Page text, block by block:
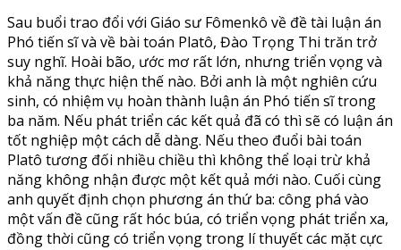
Sau buổi trao đổi với Giáo sư Fômenkô về đề tài luận án
Phó tiến sĩ và về bài toán Platô, Đào Trọng Thi trăn trở
suy nghĩ. Hoài bão, ước mơ rất lớn, nhưng triển vọng và
khả năng thực hiện thế nào. Bởi anh là một nghiên cứu
sinh, có nhiệm vụ hoàn thành luận án Phó tiến sĩ trong
ba năm. Nếu phát triển các kết quả đã có thì sẽ có luận án
tốt nghiệp một cách dễ dàng. Nếu theo đuổi bài toán
Platô tương đối nhiều chiều thì không thể loại trừ khả
năng không nhận được một kết quả mới nào. Cuối cùng
anh quyết định chọn phương án thứ ba: công phá vào
một vấn đề cũng rất hóc búa, có triển vọng phát triển xa,
đồng thời cũng có triển vọng trong lí thuyết các mặt cực